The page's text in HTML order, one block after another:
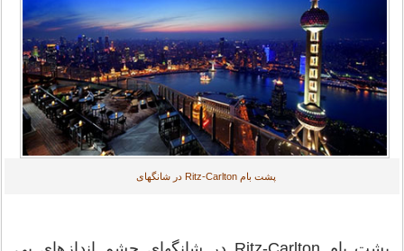
پشت بام Ritz-Carlton در شانگهای